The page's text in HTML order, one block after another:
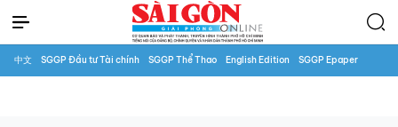
中文 SGGP Đầu tư Tài chính SGGP Thể Thao English Edition SGGP Epaper